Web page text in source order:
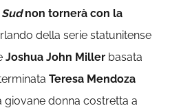
non tornerà con la
della serie statunitense
Joshua John Miller basata
Teresa Mendoza
giovane donna costretta a